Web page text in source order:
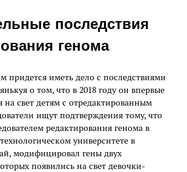
последствия
генома
придется иметь дело с последствиями
о том, что в 2018 году он впервые
на свет детям с отредактированным
ищут подтверждения тому, что
редактирования генома в
университете в
модифицировал гены двух
появились на свет девочки-